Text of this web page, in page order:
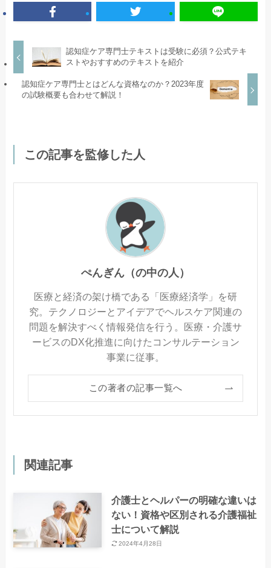
認知症ケア専門士テキストは受験に必須？公式テキ
ストやおすすめのテキストを紹介
認知症ケア専門士とはどんな資格なのか？2023年度
の試験概要も合わせて解説！
この記事を監修した人
ぺんぎん（の中の人）
医療と経済の架け橋である「医療経済学」を研
究。テクノロジーとアイデアでヘルスケア関連の
問題を解決すべく情報発信を行う。医療・介護サ
ービスのDX化推進に向けたコンサルテーション
事業に従事。
この著者の記事一覧へ
関連記事
介護士とヘルパーの明確な違いは
ない！資格や区別される介護福祉
士について解説
2024年4月28日